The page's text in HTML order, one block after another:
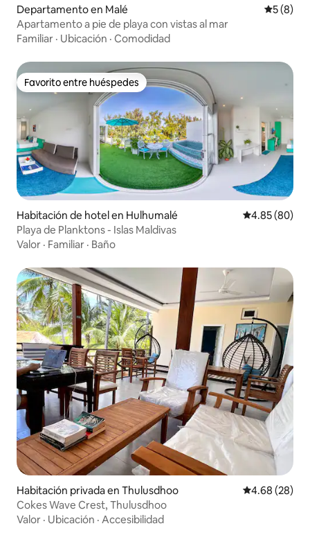
Departamento en Malé
5 (8)
Apartamento a pie de playa con vistas al mar
Familiar · Ubicación · Comodidad
Favorito entre huéspedes
Favorito entre huéspedes
Habitación de hotel en Hulhumalé Calificación
4.85 (80)
Playa de Planktons - Islas Maldivas
Valor · Familiar · Baño
Habitación privada en Thulusdhoo Calificación
4.68 (28)
Cokes Wave Crest, Thulusdhoo
Valor · Ubicación · Accesibilidad